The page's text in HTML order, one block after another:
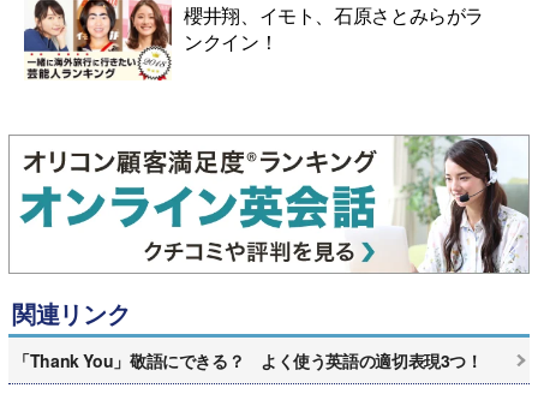
櫻井翔、イモト、石原さとみらがラ
ンクイン！
関連リンク
「Thank You」敬語にできる？ よく使う英語の適切表現3つ！